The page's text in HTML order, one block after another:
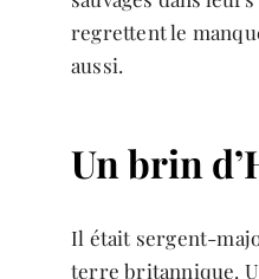
regrettent le
aussi.
Un brin
Il était sergent-
terre britannique.